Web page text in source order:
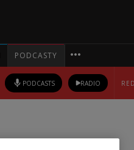
PODCASTY
PODCASTS RADIO